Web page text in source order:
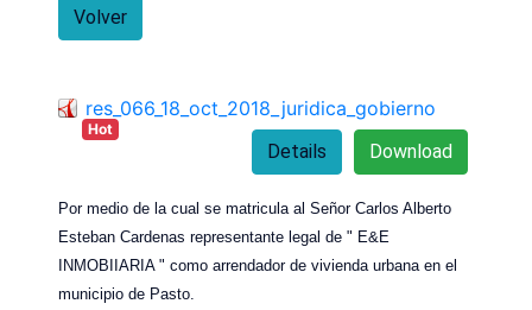
Volver
res_066_18_oct_2018_juridica_gobierno
Hot
Download
Details
Por medio de la cual se matricula al Señor Carlos Alberto
Esteban Cardenas representante legal de " E&E
INMOBIIARIA " como arrendador de vivienda urbana en el
municipio de Pasto.